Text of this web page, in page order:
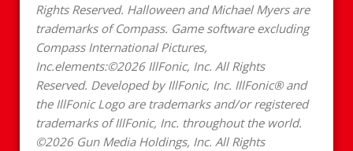
Rights Reserved. Halloween and Michael Myers are
trademarks of Compass. Game software excluding
Compass International Pictures,
Inc.elements:©2026 IllFonic, Inc. All Rights
Reserved. Developed by IllFonic, Inc. IllFonic® and
the IllFonic Logo are trademarks and/or registered
trademarks of IllFonic, Inc. throughout the world.
©2026 Gun Media Holdings, Inc. All Rights